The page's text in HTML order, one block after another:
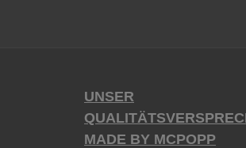
UNSER
MADE BY MCPOPP